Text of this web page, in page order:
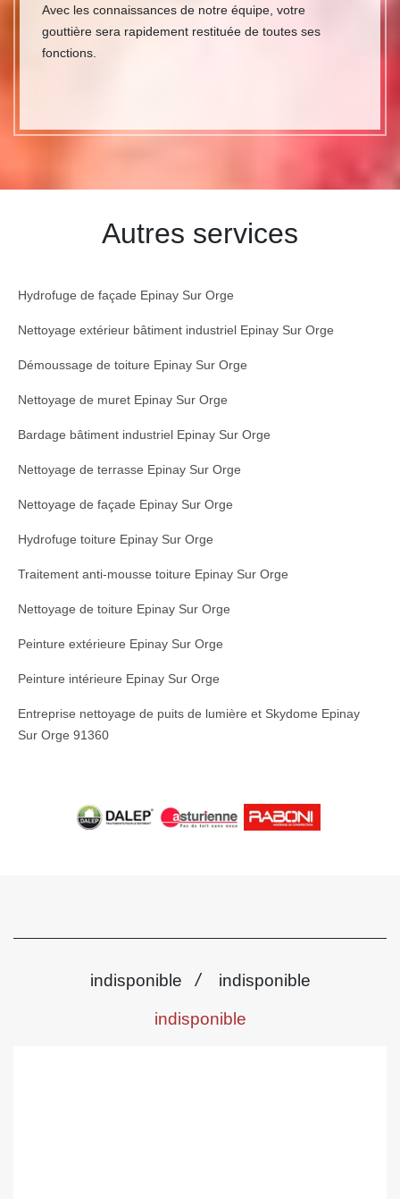
Avec les connaissances de notre équipe, votre
gouttière sera rapidement restituée de toutes ses
fonctions.
Autres services
Hydrofuge de façade Epinay Sur Orge
Nettoyage extérieur bâtiment industriel Epinay Sur Orge
Démoussage de toiture Epinay Sur Orge
Nettoyage de muret Epinay Sur Orge
Bardage bâtiment industriel Epinay Sur Orge
Nettoyage de terrasse Epinay Sur Orge
Nettoyage de façade Epinay Sur Orge
Hydrofuge toiture Epinay Sur Orge
Traitement anti-mousse toiture Epinay Sur Orge
Nettoyage de toiture Epinay Sur Orge
Peinture extérieure Epinay Sur Orge
Peinture intérieure Epinay Sur Orge
Entreprise nettoyage de puits de lumière et Skydome Epinay
Sur Orge 91360
indisponible / indisponible
indisponible